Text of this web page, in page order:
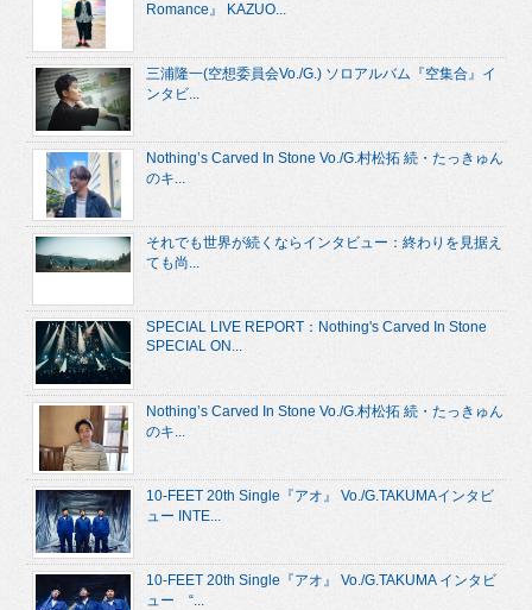
Romance』 KAZUO...
三浦隆一(空想委員会Vo./G.) ソロアルバム『空集合』イ
ンタビ...
Nothing’s Carved In Stone Vo./G.村松拓 続・たっきゅん
のキ...
それでも世界が続くならインタビュー：終わりを見据え
ても尚...
SPECIAL LIVE REPORT：Nothing's Carved In Stone
SPECIAL ON...
Nothing’s Carved In Stone Vo./G.村松拓 続・たっきゅん
のキ...
10-FEET 20th Single『アオ』 Vo./G.TAKUMAインタビ
ュー INTE...
10-FEET 20th Single『アオ』 Vo./G.TAKUMA インタビ
ュー “...